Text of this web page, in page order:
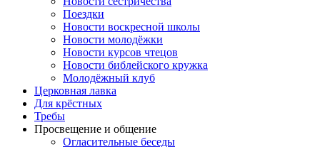
Поездки
Новости воскресной школы
Новости молодёжки
Новости курсов чтецов
Новости библейского кружка
Молодёжный клуб
Церковная лавка
Для крёстных
Требы
Просвещение и общение
Огласительные беседы